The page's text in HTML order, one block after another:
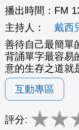
播出時間： FM
主持人：
戴西
善待自己最簡單
背誦單字最容易
意的生存之道就
互動專區
評分: ★★